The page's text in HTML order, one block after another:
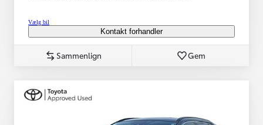
Vælg bil
Kontakt forhandler
Sammenlign Gem